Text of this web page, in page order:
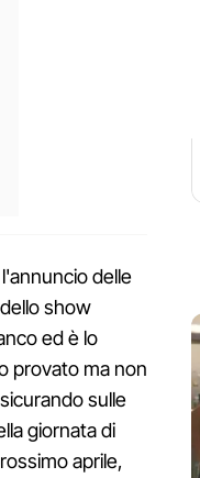
delle
show
ed è lo
provato ma non
sulle
giornata di
aprile,